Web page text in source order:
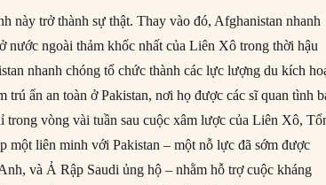
này trở thành sự thật. Thay vào đó, Afghanistan nhanh
nước ngoài thảm khốc nhất của Liên Xô trong thời hậu
nhanh chóng tổ chức thành các lực lượng du kích
trú ẩn an toàn ở Pakistan, nơi họ được các sĩ quan tình
trong vòng vài tuần sau cuộc xâm lược của Liên Xô,
một liên minh với Pakistan – một nỗ lực đã sớm được
và Ả Rập Saudi ủng hộ – nhằm hỗ trợ cuộc kháng